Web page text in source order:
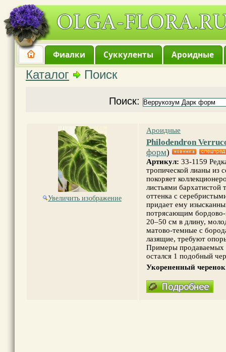
Фиалки Суккуленты Ароидные
Каталог Поиск
Поиск:
Увеличить изображение
Ароидные
Philodendron
форм)
Артикул: 33-1159
тропической лианы из
покоряет
листьями бархатистой
оттенка с
придает ему
потрясающим
20–50 см в длину,
матово-темные с
лазящие, требуют
Примеры продаваемых
остался 1 подобный
Укорененный